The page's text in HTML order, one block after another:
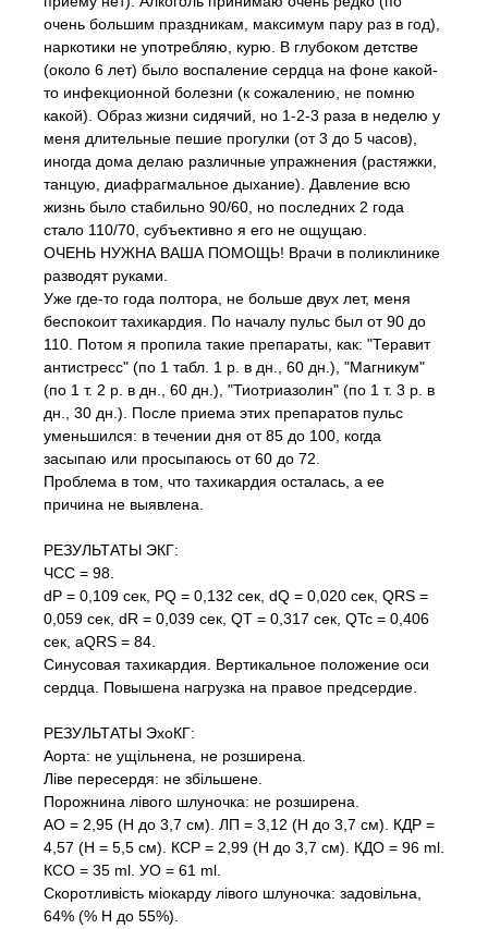
очень большим праздникам, максимум пару раз в год),
наркотики не употребляю, курю. В глубоком детстве
(около 6 лет) было воспаление сердца на фоне какой-
то инфекционной болезни (к сожалению, не помню
какой). Образ жизни сидячий, но 1-2-3 раза в неделю у
меня длительные пешие прогулки (от 3 до 5 часов),
иногда дома делаю различные упражнения (растяжки,
танцую, диафрагмальное дыхание). Давление всю
жизнь было стабильно 90/60, но последних 2 года
стало 110/70, субъективно я его не ощущаю.
ОЧЕНЬ НУЖНА ВАША ПОМОЩЬ! Врачи в поликлинике
разводят руками.
Уже где-то года полтора, не больше двух лет, меня
беспокоит тахикардия. По началу пульс был от 90 до
110. Потом я пропила такие препараты, как: "Теравит
антистресс" (по 1 табл. 1 р. в дн., 60 дн.), "Магникум"
(по 1 т. 2 р. в дн., 60 дн.), "Тиотриазолин" (по 1 т. 3 р. в
дн., 30 дн.). После приема этих препаратов пульс
уменьшился: в течении дня от 85 до 100, когда
засыпаю или просыпаюсь от 60 до 72.
Проблема в том, что тахикардия осталась, а ее
причина не выявлена.
РЕЗУЛЬТАТЫ ЭКГ:
ЧСС = 98.
dP = 0,109 сек, PQ = 0,132 сек, dQ = 0,020 сек, QRS =
0,059 сек, dR = 0,039 сек, QT = 0,317 сек, QTc = 0,406
сек, aQRS = 84.
Синусовая тахикардия. Вертикальное положение оси
сердца. Повышена нагрузка на правое предсердие.
РЕЗУЛЬТАТЫ ЭхоКГ:
Аорта: не ущільнена, не розширена.
Ліве пересердя: не збільшене.
Порожнина лівого шлуночка: не розширена.
АО = 2,95 (Н до 3,7 см). ЛП = 3,12 (Н до 3,7 см). КДР =
4,57 (Н = 5,5 см). КСР = 2,99 (Н до 3,7 см). КДО = 96 ml.
КСО = 35 ml. УО = 61 ml.
Скоротливість міокарду лівого шлуночка: задовільна,
64% (% Н до 55%).